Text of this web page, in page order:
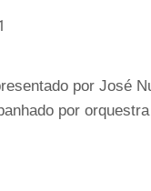
por José
por